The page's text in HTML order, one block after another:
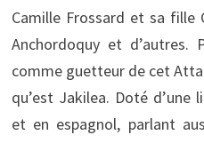
Camille Frossard et sa fille
Anchordoquy et
comme guetteur de cet
qu’est Jakilea. Doté d’une
et en espagnol, parlant